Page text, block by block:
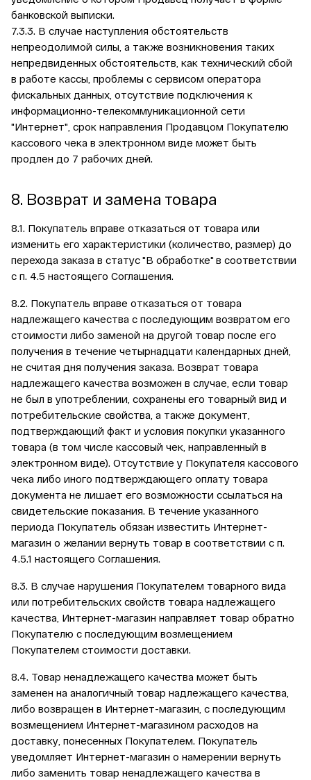
банковской выписки.
7.3.3. В случае наступления обстоятельств
непреодолимой силы, а также возникновения таких
непредвиденных обстоятельств, как технический сбой
в работе кассы, проблемы с сервисом оператора
фискальных данных, отсутствие подключения к
информационно-телекоммуникационной сети
"Интернет", срок направления Продавцом Покупателю
кассового чека в электронном виде может быть
продлен до 7 рабочих дней.
8. Возврат и замена товара
8.1. Покупатель вправе отказаться от товара или
изменить его характеристики (количество, размер) до
перехода заказа в статус "В обработке" в соответствии
с п. 4.5 настоящего Соглашения.
8.2. Покупатель вправе отказаться от товара
надлежащего качества с последующим возвратом его
стоимости либо заменой на другой товар после его
получения в течение четырнадцати календарных дней,
не считая дня получения заказа. Возврат товара
надлежащего качества возможен в случае, если товар
не был в употреблении, сохранены его товарный вид и
потребительские свойства, а также документ,
подтверждающий факт и условия покупки указанного
товара (в том числе кассовый чек, направленный в
электронном виде). Отсутствие у Покупателя кассового
чека либо иного подтверждающего оплату товара
документа не лишает его возможности ссылаться на
свидетельские показания. В течение указанного
периода Покупатель обязан известить Интернет-
магазин о желании вернуть товар в соответствии с п.
4.5.1 настоящего Соглашения.
8.3. В случае нарушения Покупателем товарного вида
или потребительских свойств товара надлежащего
качества, Интернет-магазин направляет товар обратно
Покупателю с последующим возмещением
Покупателем стоимости доставки.
8.4. Товар ненадлежащего качества может быть
заменен на аналогичный товар надлежащего качества,
либо возвращен в Интернет-магазин, с последующим
возмещением Интернет-магазином расходов на
доставку, понесенных Покупателем. Покупатель
уведомляет Интернет-магазин о намерении вернуть
либо заменить товар ненадлежащего качества в